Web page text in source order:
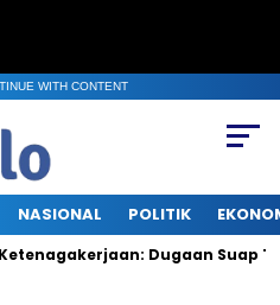
WITH CONTENT
NASIONAL POLITIK
Dugaan Suap